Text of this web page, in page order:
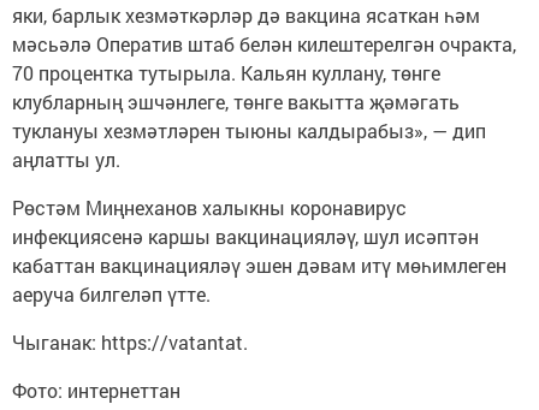
яки, барлык хезмәткәрләр дә вакцина ясаткан һәм
мәсьәлә Оператив штаб белән килештерелгән очракта,
70 процентка тутырыла. Кальян куллану, төнге
клубларның эшчәнлеге, төнге вакытта җәмәгать
туклануы хезмәтләрен тыюны калдырабыз», — дип
аңлатты ул.
Рөстәм Миңнеханов халыкны коронавирус
инфекциясенә каршы вакцинацияләү, шул исәптән
кабаттан вакцинацияләү эшен дәвам итү мөһимлеген
аеруча билгеләп үтте.
Чыганак: https://vatantat.
Фото: интернеттан